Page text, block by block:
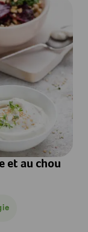
et au chou